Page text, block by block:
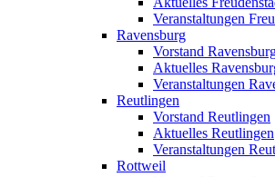
Veranstaltungen
Ravensburg
Vorstand
Aktuelles
Veranstaltungen
Reutlingen
Vorstand Reutlingen
Aktuelles Reutlingen
Veranstaltungen
Rottweil